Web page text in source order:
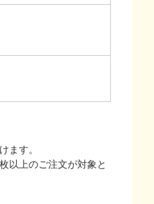
ます。
以上のご注文が対象と